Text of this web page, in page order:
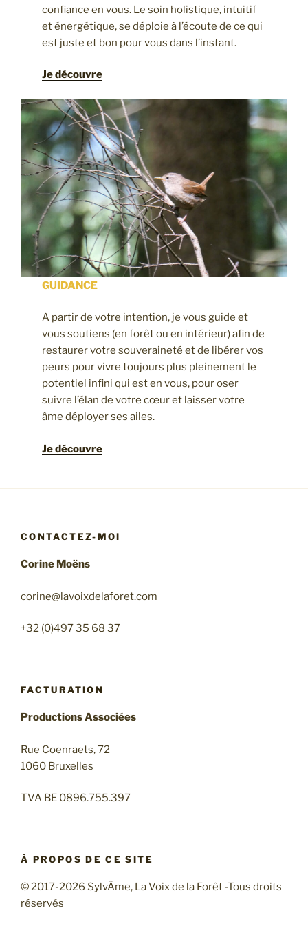
confiance en vous. Le soin holistique, intuitif
et énergétique, se déploie à l’écoute de ce qui
est juste et bon pour vous dans l’instant.
Je découvre
GUIDANCE
A partir de votre intention, je vous guide et
vous soutiens (en forêt ou en intérieur) afin de
restaurer votre souveraineté et de libérer vos
peurs pour vivre toujours plus pleinement le
potentiel infini qui est en vous, pour oser
suivre l’élan de votre cœur et laisser votre
âme déployer ses ailes.
Je découvre
CONTACTEZ-MOI
Corine Moëns
corine@lavoixdelaforet.com
+32 (0)497 35 68 37
FACTURATION
Productions Associées
Rue Coenraets, 72
1060 Bruxelles
TVA BE 0896.755.397
À PROPOS DE CE SITE
© 2017-2026 SylvÂme, La Voix de la Forêt -Tous droits
réservés